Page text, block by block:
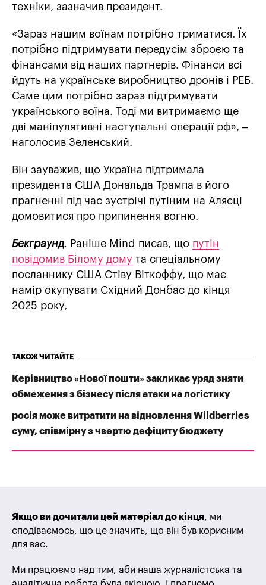
техніки, зазначив президент.
«Зараз нашим воїнам потрібно триматися. Їх
потрібно підтримувати передусім зброєю та
фінансами від наших партнерів. Фінанси всі
йдуть на українське виробництво дронів і РЕБ.
Саме цим потрібно зараз підтримувати
українського воїна. Тоді ми витримаємо ще
дві маніпулятивні наступальні операції рф», –
наголосив Зеленський.
Він зауважив, що Україна підтримала
президента США Дональда Трампа в його
прагненні під час зустрічі путіним на Алясці
домовитися про припинення вогню.
Бекграунд. Раніше Mind писав, що путін
повідомив Білому дому та спеціальному
посланнику США Стіву Віткоффу, що має
намір окупувати Східний Донбас до кінця
2025 року,
ТАКОЖ ЧИТАЙТЕ
Керівництво «Нової пошти» закликає уряд зняти
обмеження з бізнесу після атаки на логістику
росія може витратити на відновлення Wildberries
суму, співмірну з чвертю дефіциту бюджету
Якщо ви дочитали цей матеріал до кінця, ми
сподіваємось, що це значить, що він був корисним
для вас.
Ми працюємо над тим, аби наша журналістська та